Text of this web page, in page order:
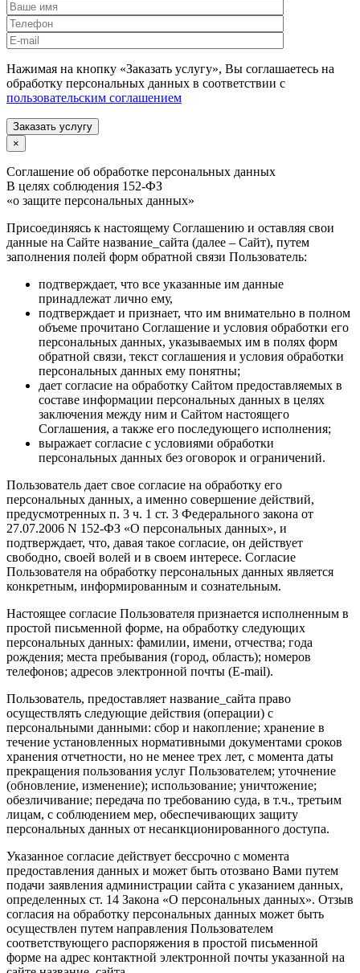
Нажимая на кнопку «Заказать услугу», Вы соглашаетесь на
обработку персональных данных в соответствии с
пользовательским соглашением
Заказать услугу
×
Соглашение об обработке персональных данных
В целях соблюдения 152-ФЗ
«о защите персональных данных»
Присоединяясь к настоящему Соглашению и оставляя свои
данные на Сайте название_сайта (далее – Сайт), путем
заполнения полей форм обратной связи Пользователь:
подтверждает, что все указанные им данные
принадлежат лично ему,
подтверждает и признает, что им внимательно в полном
объеме прочитано Соглашение и условия обработки его
персональных данных, указываемых им в полях форм
обратной связи, текст соглашения и условия обработки
персональных данных ему понятны;
дает согласие на обработку Сайтом предоставляемых в
составе информации персональных данных в целях
заключения между ним и Сайтом настоящего
Соглашения, а также его последующего исполнения;
выражает согласие с условиями обработки
персональных данных без оговорок и ограничений.
Пользователь дает свое согласие на обработку его
персональных данных, а именно совершение действий,
предусмотренных п. 3 ч. 1 ст. 3 Федерального закона от
27.07.2006 N 152-ФЗ «О персональных данных», и
подтверждает, что, давая такое согласие, он действует
свободно, своей волей и в своем интересе. Согласие
Пользователя на обработку персональных данных является
конкретным, информированным и сознательным.
Настоящее согласие Пользователя признается исполненным в
простой письменной форме, на обработку следующих
персональных данных: фамилии, имени, отчества; года
рождения; места пребывания (город, область); номеров
телефонов; адресов электронной почты (E-mail).
Пользователь, предоставляет название_сайта право
осуществлять следующие действия (операции) с
персональными данными: сбор и накопление; хранение в
течение установленных нормативными документами сроков
хранения отчетности, но не менее трех лет, с момента даты
прекращения пользования услуг Пользователем; уточнение
(обновление, изменение); использование; уничтожение;
обезличивание; передача по требованию суда, в т.ч., третьим
лицам, с соблюдением мер, обеспечивающих защиту
персональных данных от несанкционированного доступа.
Указанное согласие действует бессрочно с момента
предоставления данных и может быть отозвано Вами путем
подачи заявления администрации сайта с указанием данных,
определенных ст. 14 Закона «О персональных данных». Отзыв
согласия на обработку персональных данных может быть
осуществлен путем направления Пользователем
соответствующего распоряжения в простой письменной
форме на адрес контактной электронной почты указанной на